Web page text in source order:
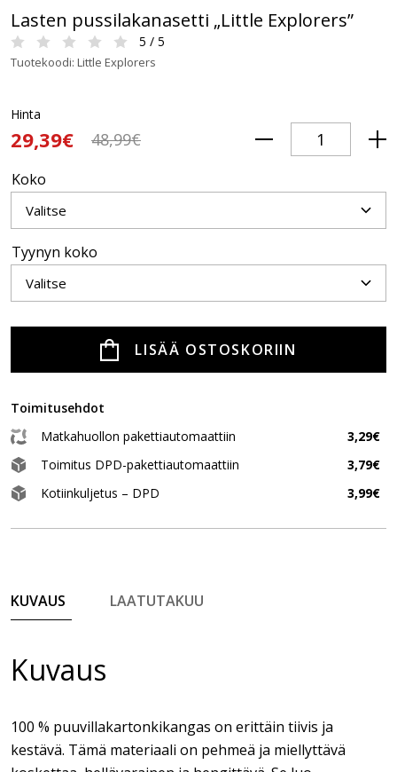
Lasten pussilakanasetti „Little Explorers”
5 / 5
Tuotekoodi: Little Explorers
Hinta
29,39€ 48,99€
Koko
Tyynyn koko
LISÄÄ OSTOSKORIIN
Toimitusehdot
Matkahuollon pakettiautomaattiin
3,29€
Toimitus DPD-pakettiautomaattiin
3,79€
Kotiinkuljetus – DPD
3,99€
KUVAUS LAATUTAKUU
Kuvaus
100 % puuvillakartonkikangas on erittäin tiivis ja
kestävä. Tämä materiaali on pehmeä ja miellyttävä